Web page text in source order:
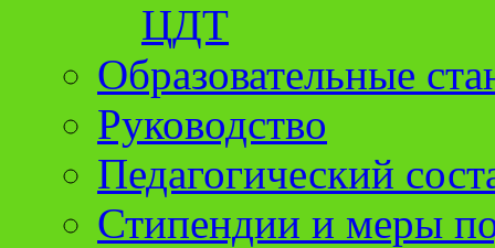
ЦДТ
Образовательные
Руководство
Педагогический
Стипендии и меры